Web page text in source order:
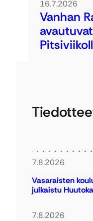
16.7.2026
Vanhan
7.8.2026
Vasaraisten
julkaistu
7.8.2026